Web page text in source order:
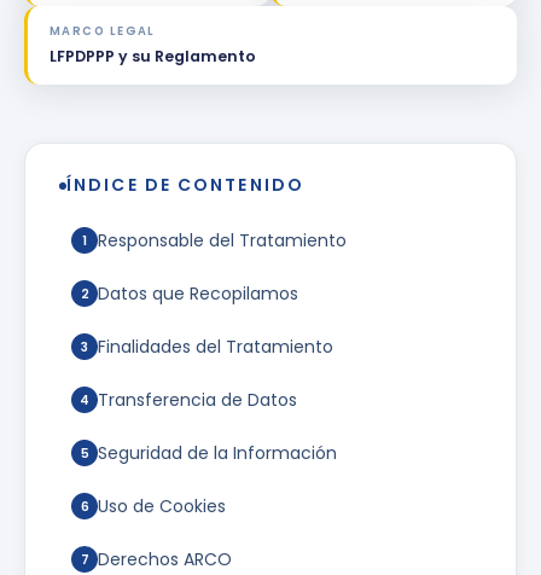
Contacto
MARCO LEGAL
LFPDPPP y su Reglamento
ÍNDICE DE CONTENIDO
1 Responsable del Tratamiento
2 Datos que Recopilamos
3 Finalidades del Tratamiento
4 Transferencia de Datos
5 Seguridad de la Información
6 Uso de Cookies
7 Derechos ARCO